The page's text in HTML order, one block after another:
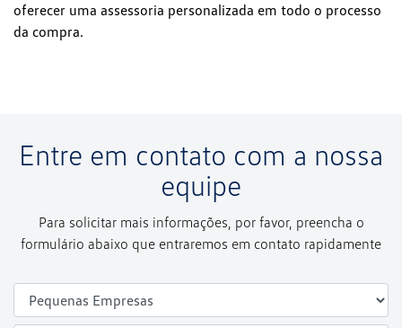
oferecer uma assessoria personalizada em todo o processo
da compra.
Entre em contato com a nossa
equipe
Para solicitar mais informações, por favor, preencha o
formulário abaixo que entraremos em contato rapidamente